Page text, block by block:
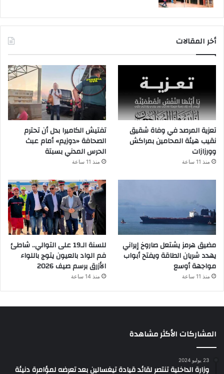
أخر المقالات
تعزية المرصد في وفاة شقيق
نقيب هيئة المحامين بمراكش
وورزازات
منذ 11 ساعة
تفتيش الكاميرا بدل أن تحترم
الصحافة «دوزيم» أمام عبث
الحرس المدني بسبتة
منذ 11 ساعة
مضيق هرمز يشتعل صاروخ إيراني
يهدد شريان الطاقة ويفتح أبواب
مواجهة أوسع
منذ 11 ساعة
للسنة الـ19 على التوالي.. شاطئ
فم الواد بالعيون يتوج باللواء
الأزرق برسم صيف 2026
منذ 14 ساعة
المشاركات الأكثر مشاهدة
23 يوليو 2024
وزارة الداخلية تنتصر لقائد قيادة تيغسالين بعد تعرضه لمؤامرة دنيئة